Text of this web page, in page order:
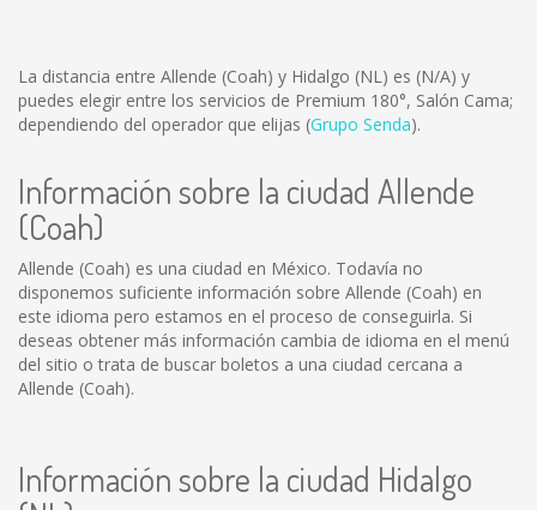
La distancia entre Allende (Coah) y Hidalgo (NL) es (N/A) y
puedes elegir entre los servicios de Premium 180°, Salón Cama;
dependiendo del operador que elijas (Grupo Senda).
Información sobre la ciudad Allende
(Coah)
Allende (Coah) es una ciudad en México. Todavía no
disponemos suficiente información sobre Allende (Coah) en
este idioma pero estamos en el proceso de conseguirla. Si
deseas obtener más información cambia de idioma en el menú
del sitio o trata de buscar boletos a una ciudad cercana a
Allende (Coah).
Información sobre la ciudad Hidalgo